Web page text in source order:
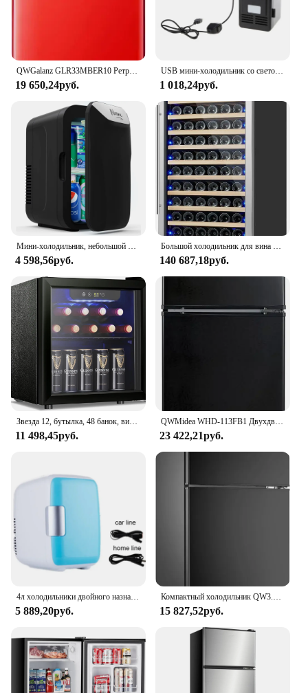
QWGalanz GLR33MBER10 Ретро Компактный холодильник Однодверный холодильник Регулируемый механический термостат с охладителем Синий 3,3 куб. фута
19 650,24руб.
USB мини-холодильник со светодиодной подсветкой, холодильник, охладитель для напитков, дропшиппинг
1 018,24руб.
Мини-холодильник, небольшой холодильник на 8 банок/6 литров, портативный термоэлектрический охладитель и обогреватель 110 В переменного тока/12 В постоянного тока
4 598,56руб.
Большой холодильник для вина на 200 бутылок — 24-дюймовый холодильник для вина, отдельно стоящий и встроенный дизайн, улучшенное охлаждение компрессора
140 687,18руб.
Звезда 12, бутылка, 48 банок, винный холодильник/шкаф, холодильник для напитков, мини-холодильник, низкий уровень шума, прозрачная стеклянная дверная стойка, Top Cel
11 498,45руб.
QWMidea WHD-113FB1 Двухдверный мини-холодильник с морозильной камерой и регулируемыми стеклянными полками Компактный холодильник, 3,1 куб. фута
23 422,21руб.
4л холодильники двойного назначения для домашнего использования в автомобиле, мини-холодильники с морозильной камерой, охлаждающий нагревательный ящик, косметический холодильник, холодильники для макияжа
5 889,20руб.
Компактный холодильник QW3.0 Cu.Ft с 2 дверцами, мини-холодильник с морозильной камерой, тихий 37 дБ, 7 режимов, механический термостат, светодиодная подсветка,
15 827,52руб.